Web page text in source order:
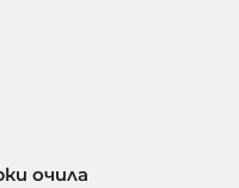
очила